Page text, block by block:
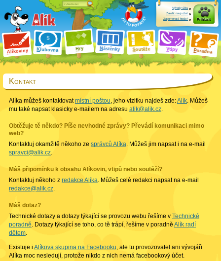
Alíkoviny Klubovna Hry Nástěnky Soutěže Vtipy Poradna
Výhody účtu
Založit nový účet
Zapomenuté heslo?
Přihlásit
Kontakt
Alíka můžeš kontaktovatmístní poštou, jeho vizitku najdeš zde:Alík. Můžeš
mu také napsat klasicky e-mailem na adresu alik@alik.cz.
Obtěžuje tě někdo? Píše nevhodné zprávy? Převádí komunikaci mimo
web?
Kontaktuj okamžitě někoho ze správců Alíka. Můžeš jim napsat i na e-mail
spravci@alik.cz.
Máš připomínku k obsahu Alíkovin, vtipů nebo soutěží?
Kontaktuj někoho z redakce Alíka. Můžeš celé redakci napsat na e-mail
redakce@alik.cz.
Máš dotaz?
Technické dotazy a dotazy týkající se provozu webu řešíme v Technické
poradně. Dotazy týkající se toho, co tě trápí, řešíme v poradně Alík radí
dětem.
Existuje i Alíkova skupina na Facebooku, ale tu provozovatel ani vývojáři
Alíka moc nesledují, protože nikdo z nich nemá facebookový účet.